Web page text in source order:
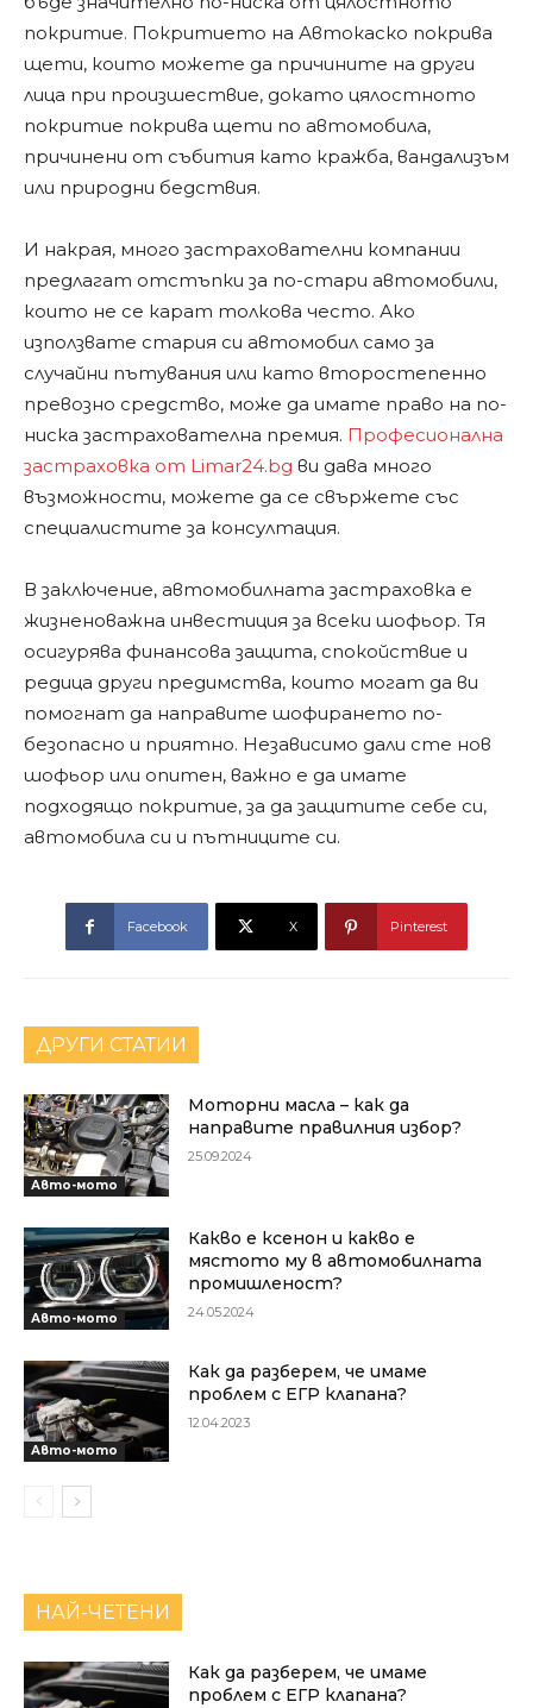
покритие. Покритието на Автокаско покрива
щети, които можете да причините на други
лица при произшествие, докато цялостното
покритие покрива щети по автомобила,
причинени от събития като кражба, вандализъм
или природни бедствия.
И накрая, много застрахователни компании
предлагат отстъпки за по-стари автомобили,
които не се карат толкова често. Ако
използвате стария си автомобил само за
случайни пътувания или като второстепенно
превозно средство, може да имате право на по-
ниска застрахователна премия. Професионална
застраховка от Limar24.bg ви дава много
възможности, можете да се свържете със
специалистите за консултация.
В заключение, автомобилната застраховка е
жизненоважна инвестиция за всеки шофьор. Тя
осигурява финансова защита, спокойствие и
редица други предимства, които могат да ви
помогнат да направите шофирането по-
безопасно и приятно. Независимо дали сте нов
шофьор или опитен, важно е да имате
подходящо покритие, за да защитите себе си,
автомобила си и пътниците си.
Facebook X Pinterest
ДРУГИ СТАТИИ
Авто-мото
Моторни масла – как да
направите правилния избор?
25.09.2024
Авто-мото
Какво е ксенон и какво е
мястото му в автомобилната
промишленост?
24.05.2024
Авто-мото
Как да разберем, че имаме
проблем с ЕГР клапана?
12.04.2023
НАЙ-ЧЕТЕНИ
Как да разберем, че имаме
проблем с ЕГР клапана?